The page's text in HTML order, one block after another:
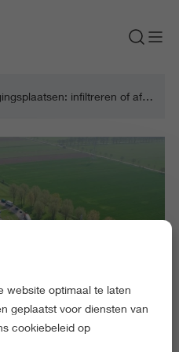
Water op verzorgingsplaatsen: infiltreren of afvoeren?
website optimaal te laten
geplaatst voor diensten van
cookiebeleid op